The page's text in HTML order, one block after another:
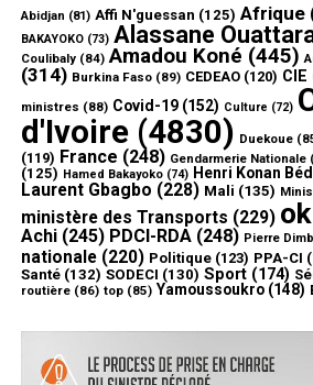
Abidjan (81) Affi N'guessan (125) Afrique
BAKAYOKO(73) Alassane
Coulibaly(84) Amadou Koné (445)
(314) Burkina Faso(89) CEDEAO(120) CIE
ministres (88) Covid-19(152) Culture (72)
d'Ivoire(4830) Duekoue
(119) France (248) Gendarmerie Nationale
(125) Hamed Bakayoko(74) Henri Konan
Laurent Gbagbo (228) Mali (135)
ministère des Transports (229) ok
Achi(245) PDCI-RDA(248) Pierre
nationale(220) Politique(123) PPA-CI
Santé(132) SODECI (130) Sport(174)
routière(86) top(85) Yamoussoukro(148)